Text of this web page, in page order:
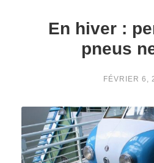
En hiver :
pneus
FÉVRIER 6,